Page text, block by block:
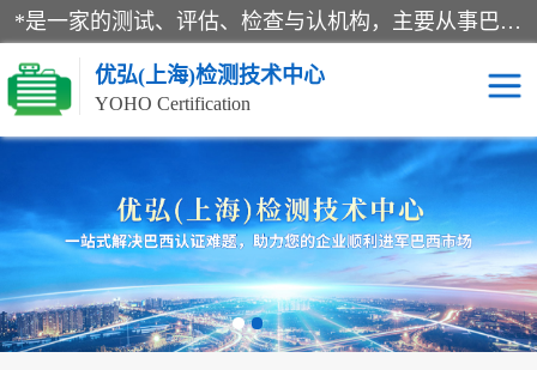
*是一家的测试、评估、检查与认机构，主要从事巴西NR10认证、NR12认证、NR13认证；ANATEL认证、INMTRO认证，欧盟CE认证：MD认证，PED认证，MID认证，ATEX认证，德国蓝色天使认证。
优弘(上海)检测技术中心
YOHO Certification
RECYCLASS认证 NR10认证
NR12认证 NR13认证
ART认证 巴西NR认证